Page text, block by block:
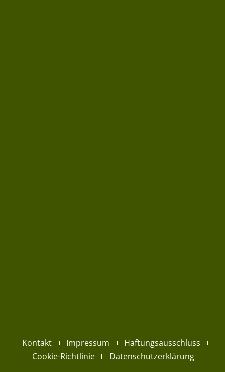
Kontakt Impressum
Haftungsausschluss
Cookie-Richtlinie
Datenschutzerklärung